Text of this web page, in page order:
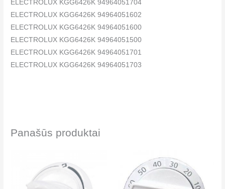
ELECTROLUX KGG6426K 94964051704
ELECTROLUX KGG6426K 94964051602
ELECTROLUX KGG6426K 94964051600
ELECTROLUX KGG6426K 94964051500
ELECTROLUX KGG6426K 94964051701
ELECTROLUX KGG6426K 94964051703
Panašūs produktai